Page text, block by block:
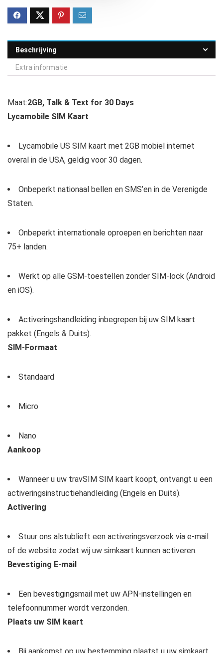
Beschrijving
Extra informatie
Maat:2GB, Talk & Text for 30 Days
Lycamobile SIM Kaart
Lycamobile US SIM kaart met 2GB mobiel internet
overal in de USA, geldig voor 30 dagen.
Onbeperkt nationaal bellen en SMS’en in de Verenigde
Staten.
Onbeperkt internationale oproepen en berichten naar
75+ landen.
Werkt op alle GSM-toestellen zonder SIM-lock (Android
en iOS).
Activeringshandleiding inbegrepen bij uw SIM kaart
pakket (Engels & Duits).
SIM-Formaat
Standaard
Micro
Nano
Aankoop
Wanneer u uw travSIM SIM kaart koopt, ontvangt u een
activeringsinstructiehandleiding (Engels en Duits).
Activering
Stuur ons alstublieft een activeringsverzoek via e-mail
of de website zodat wij uw simkaart kunnen activeren.
Bevestiging E-mail
Een bevestigingsmail met uw APN-instellingen en
telefoonnummer wordt verzonden.
Plaats uw SIM kaart
Bij aankomst op uw bestemming plaatst u uw simkaart